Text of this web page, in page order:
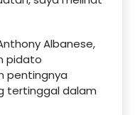
Albanese,
pidato
pentingnya
tertinggal dalam